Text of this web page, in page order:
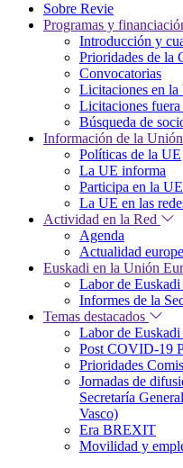
Sobre Revie
Programas y
Introducción y
Prioridades de la
Convocatorias
Licitaciones en la
Licitaciones
Búsqueda de
Información de la
Políticas de la UE
La UE informa
Participa en la UE
La UE en las
Actividad en la Red
Agenda
Actualidad
Euskadi en la Unión
Labor de
Informes de la
Temas destacados
Labor de
Post COVID-19
Prioridades
Jornadas de
Secretaría
Vasco)
Era BREXIT
Movilidad y